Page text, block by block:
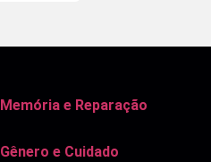
Memória e Reparação
Gênero e Cuidado